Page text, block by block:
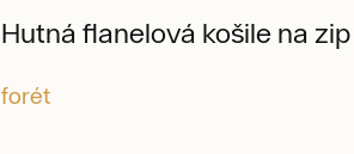
Hutná flanelová košile na zip
forét